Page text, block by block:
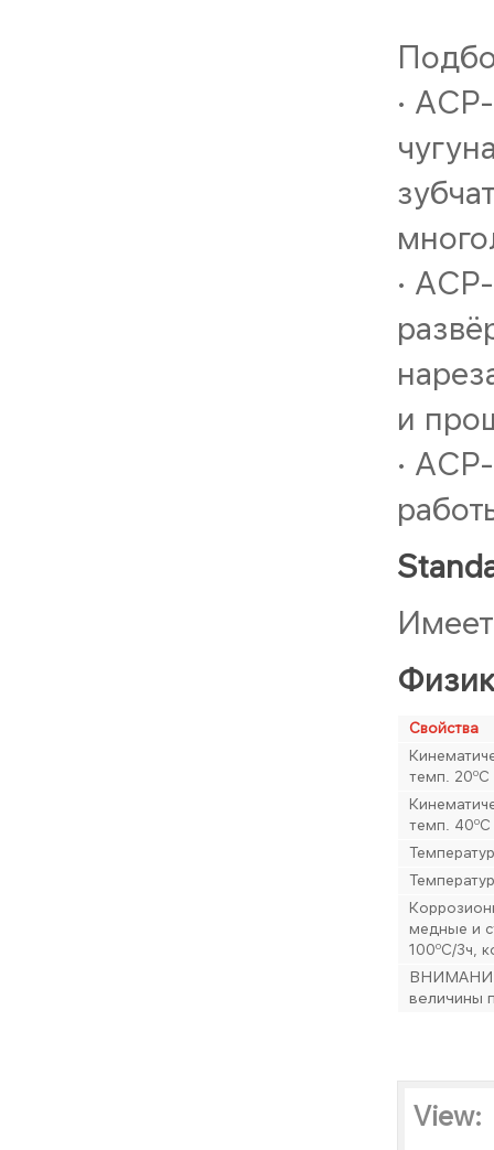
•
•
и
•
Свойства
темп. 200C
темп. 400C
медные и
1000C/3ч,
величины
View: